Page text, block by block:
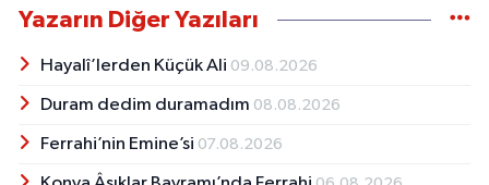
Yazarın Diğer Yazıları
Hayalî’lerden Küçük Ali 09.08.2026
Duram dedim duramadım 08.08.2026
Ferrahi’nin Emine’si 07.08.2026